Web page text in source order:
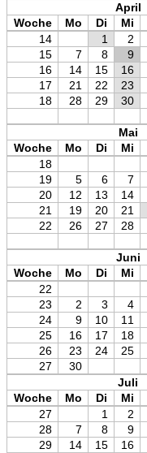
April
Woche
Mo Di Mi
14
1 2
15
7 8 9
16
14 15 16
17
21 22 23
18
28 29 30
Mai
Woche
Mo Di Mi
18
19
5 6 7
20
12 13 14
21
19 20 21
22
26 27 28
Juni
Woche
Mo Di Mi
22
23
2 3 4
24
9 10 11
25
16 17 18
26
23 24 25
27
30
Juli
Woche
Mo Di Mi
27
1 2
28
7 8 9
29
14 15 16